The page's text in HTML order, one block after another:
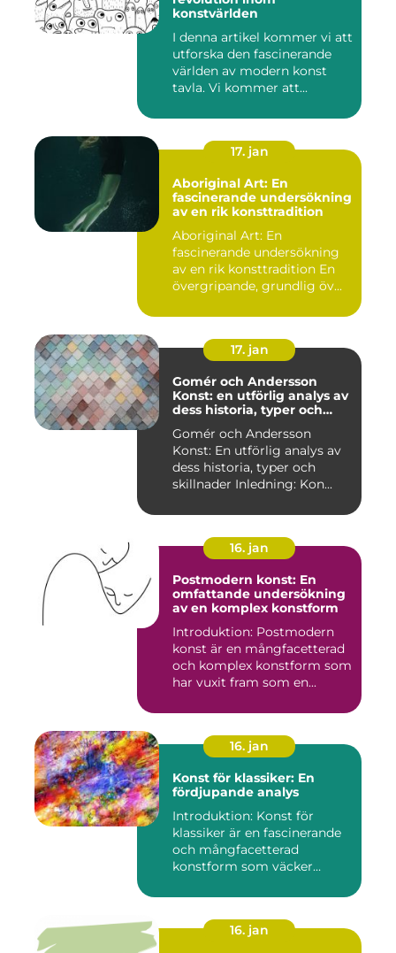
konstvärlden
I denna artikel kommer vi att
utforska den fascinerande
världen av modern konst
tavla. Vi kommer att...
17. jan
Aboriginal Art: En
fascinerande undersökning
av en rik konsttradition
Aboriginal Art: En
fascinerande undersökning
av en rik konsttradition En
övergripande, grundlig öv...
17. jan
Gomér och Andersson
Konst: en utförlig analys av
dess historia, typer och
Gomér och Andersson
Konst: En utförlig analys av
dess historia, typer och
skillnader Inledning: Kon...
16. jan
Postmodern konst: En
omfattande undersökning
av en komplex konstform
Introduktion: Postmodern
konst är en mångfacetterad
och komplex konstform som
har vuxit fram som en...
16. jan
Konst för klassiker: En
fördjupande analys
Introduktion: Konst för
klassiker är en fascinerande
och mångfacetterad
konstform som väcker
16. jan